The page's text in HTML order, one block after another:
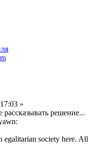
»
решение...
society here.